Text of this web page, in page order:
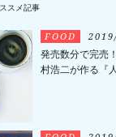
スメ記事
FOOD
発売数分で完売
村浩二が作る『